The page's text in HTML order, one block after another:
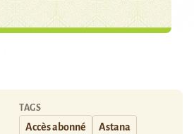
TAGS
Accès abonné Astana